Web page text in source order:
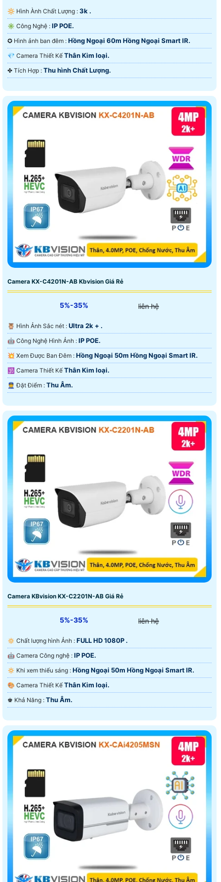
🔆 Hình Ành Chất Lượng : 3k .
✳️ Công Nghệ : IP POE.
✪ Hình ảnh ban đêm : Hồng Ngoại 60m Hồng Ngoại Smart IR.
💎 Camera Thiết Kế Thân Kim loại.
️✤ Tích Hợp : Thu hình Chất Lượng.
Camera KX-C4201N-AB Kbvision Giá Rẻ
5%-35% liên hệ
🦉 Hình Ảnh Sắc nét : Ultra 2k + .
🤖️ Công Nghệ Hình Ảnh : IP POE.
💥 Xem Được Ban Đêm : Hồng Ngoại 50m Hồng Ngoại Smart IR.
🕉️ Camera Thiết Kế Thân Kim loại.
️👮 Đặt Điểm : Thu Âm.
Camera KBvision KX-C2201N-AB Giá Rẻ
5%-35% liên hệ
🔅 Chất lượng hình Ảnh : FULL HD 1080P .
🤖️ Camera Công nghệ : IP POE.
🔅 Khi xem thiếu sáng : Hồng Ngoại 50m Hồng Ngoại Smart IR.
🎨 Camera Thiết Kế Thân Kim loại.
️♚ Khả Năng : Thu Âm.